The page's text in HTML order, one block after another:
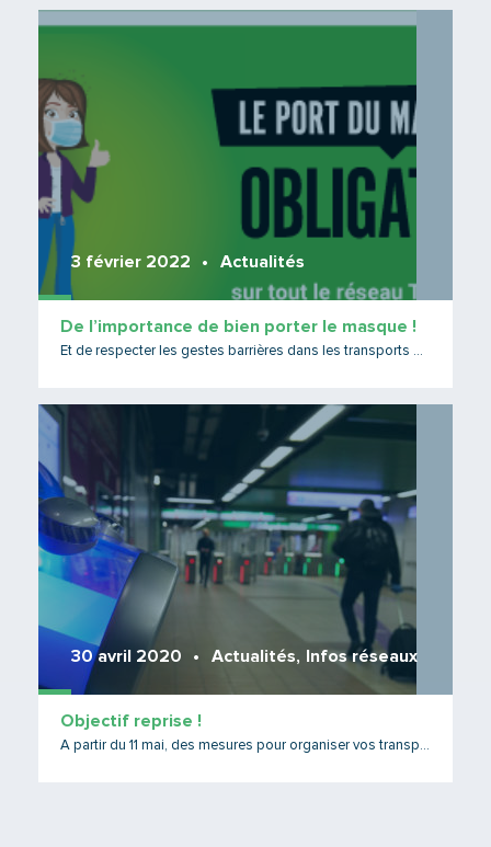
3 février 2022 Actualités
De l’importance de bien porter le masque !
Et de respecter les gestes barrières dans les transports publics
30 avril 2020 Actualités, Infos réseaux
Objectif reprise !
A partir du 11 mai, des mesures pour organiser vos transports